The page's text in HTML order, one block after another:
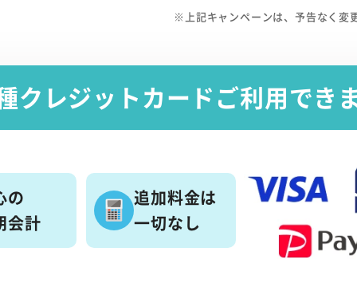
※上記キャンペーンは、予告なく変
クレジットカードご利用でき
の
会計
追加料金は
一切なし